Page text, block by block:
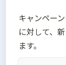
キャンペー
に対して、
ます。